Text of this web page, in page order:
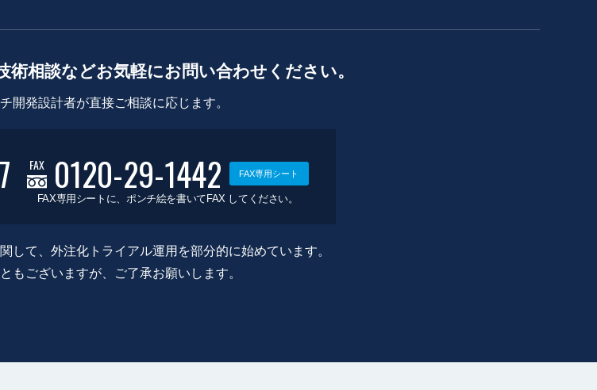
術相談などお気軽にお問い合わせください。
開発設計者が直接ご相談に応じます。
FAX 0120-29-1442 FAX専用シート
FAX専用シートに、ポンチ絵を書いてFAX してください。
て、外注化トライアル運用を部分的に始めています。
もございますが、ご了承お願いします。